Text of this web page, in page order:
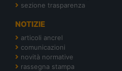
sezione trasparenza
NOTIZIE
articoli ancrel
comunicazioni
novità normative
rassegna stampa